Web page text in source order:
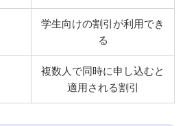
学生向けの割引が利用でき
る
複数人で同時に申し込むと
適用される割引